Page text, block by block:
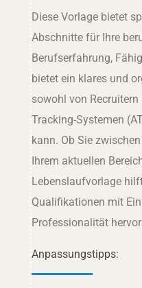
Diese Vorlage bietet
Abschnitte für Ihre
Berufserfahrung,
bietet ein klares und
sowohl von
Tracking-Systemen
kann. Ob Sie
Ihrem aktuellen
Lebenslaufvorlage
Qualifikationen mit
Professionalität
Anpassungstipps: